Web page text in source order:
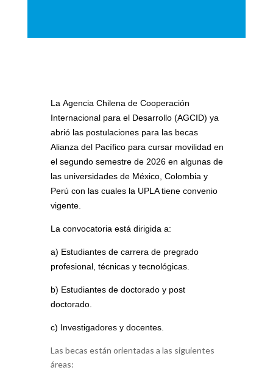
La Agencia Chilena de Cooperación
Internacional para el Desarrollo (AGCID) ya
abrió las postulaciones para las becas
Alianza del Pacífico para cursar movilidad en
el segundo semestre de 2026 en algunas de
las universidades de México, Colombia y
Perú con las cuales la UPLA tiene convenio
vigente.
La convocatoria está dirigida a:
a) Estudiantes de carrera de pregrado
profesional, técnicas y tecnológicas.
b) Estudiantes de doctorado y post
doctorado.
c) Investigadores y docentes.
Las becas están orientadas a las siguientes
áreas: